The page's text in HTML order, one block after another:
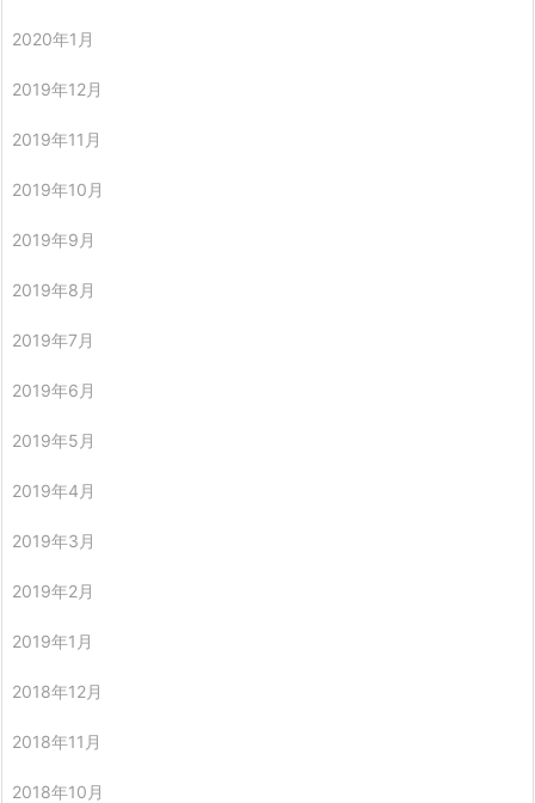
2020年1月
2019年12月
2019年11月
2019年10月
2019年9月
2019年8月
2019年7月
2019年6月
2019年5月
2019年4月
2019年3月
2019年2月
2019年1月
2018年12月
2018年11月
2018年10月